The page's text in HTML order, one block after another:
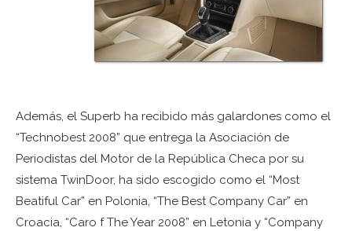
Además, el Superb ha recibido más galardones como el
“Technobest 2008” que entrega la Asociación de
Periodistas del Motor de la República Checa por su
sistema TwinDoor, ha sido escogido como el “Most
Beatiful Car” en Polonia, “The Best Company Car” en
Croacia, “Caro f The Year 2008” en Letonia y “Company